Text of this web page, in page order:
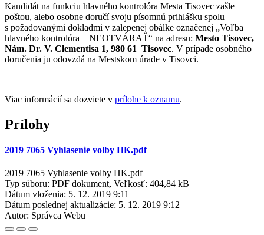
Kandidát na funkciu hlavného kontrolóra Mesta Tisovec zašle
poštou, alebo osobne doručí svoju písomnú prihlášku spolu
s požadovanými dokladmi v zalepenej obálke označenej „Voľba
hlavného kontrolóra – NEOTVÁRAŤ“ na adresu: Mesto Tisovec,
Nám. Dr. V. Clementisa 1, 980 61 Tisovec. V prípade osobného
doručenia ju odovzdá na Mestskom úrade v Tisovci.
Viac informácií sa dozviete v prílohe k oznamu.
Prílohy
2019 7065 Vyhlasenie volby HK.pdf
2019 7065 Vyhlasenie volby HK.pdf
Typ súboru: PDF dokument, Veľkosť: 404,84 kB
Dátum vloženia: 5. 12. 2019 9:11
Dátum poslednej aktualizácie: 5. 12. 2019 9:12
Autor: Správca Webu